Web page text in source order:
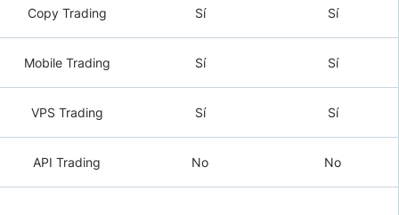
Copy Trading Sí Sí
Mobile Trading Sí Sí
VPS Trading Sí Sí
API Trading No No